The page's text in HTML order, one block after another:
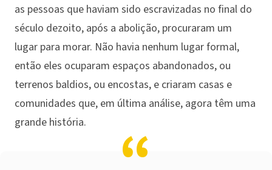
as pessoas que haviam sido escravizadas no final do
século dezoito, após a abolição, procuraram um
lugar para morar. Não havia nenhum lugar formal,
então eles ocuparam espaços abandonados, ou
terrenos baldios, ou encostas, e criaram casas e
comunidades que, em última análise, agora têm uma
grande história.